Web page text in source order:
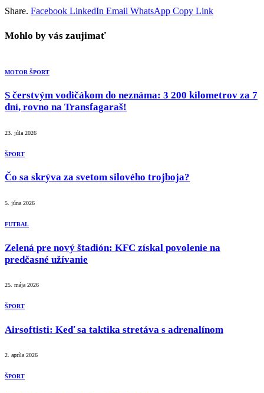
Share. Facebook LinkedIn Email WhatsApp Copy Link
Mohlo by vás zaujimať
MOTOR ŠPORT
S čerstvým vodičákom do neznáma: 3 200 kilometrov za 7
dní, rovno na Transfagaraš!
23. júla 2026
ŠPORT
Čo sa skrýva za svetom silového trojboja?
5. júna 2026
FUTBAL
Zelená pre nový štadión: KFC získal povolenie na
predčasné užívanie
25. mája 2026
ŠPORT
Airsoftisti: Keď sa taktika stretáva s adrenalínom
2. apríla 2026
ŠPORT